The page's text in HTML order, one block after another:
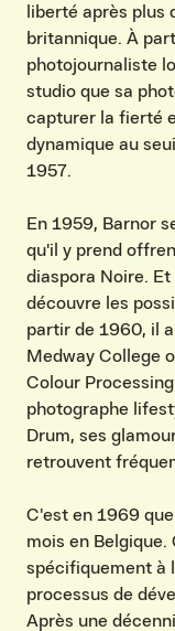
liberté après plus
britannique. À
photojournaliste
studio que sa
capturer la fierté
dynamique au
1957.
En 1959, Barnor
qu'il y prend
diaspora Noire. Et
découvre les
partir de 1960, il
Medway College
Colour
photographe
Drum, ses
retrouvent
C'est en 1969
mois en
spécifiquement à
processus de
Après une